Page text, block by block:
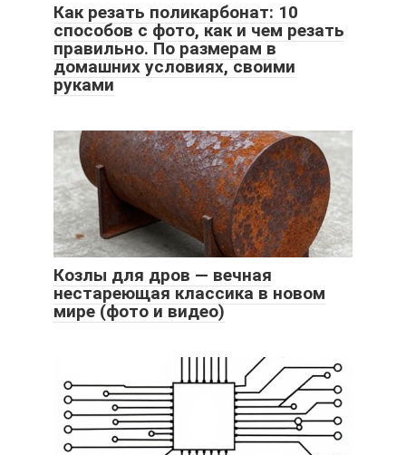
Как резать поликарбонат: 10
способов с фото, как и чем резать
правильно. По размерам в
домашних условиях, своими
руками
Козлы для дров — вечная
нестареющая классика в новом
мире (фото и видео)